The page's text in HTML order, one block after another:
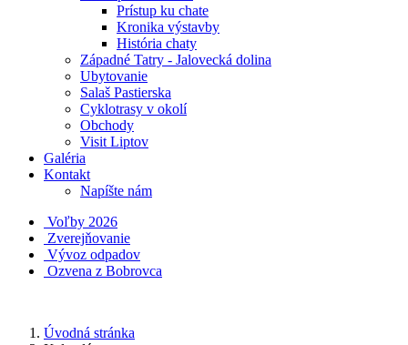
Prístup ku chate
Kronika výstavby
História chaty
Západné Tatry - Jalovecká dolina
Ubytovanie
Salaš Pastierska
Cyklotrasy v okolí
Obchody
Visit Liptov
Galéria
Kontakt
Napíšte nám
Voľby 2026
Zverejňovanie
Vývoz odpadov
Ozvena z Bobrovca
Úvodná stránka